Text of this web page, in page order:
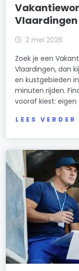
2 mei 2026
Zoek je een
Vlaardingen, dan
en kustgebieden
minuten rijden.
vooraf kiest:
LEES VERDER